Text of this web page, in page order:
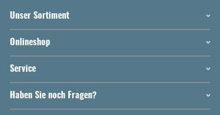
Unser Sortiment
Onlineshop
Service
Haben Sie noch Fragen?